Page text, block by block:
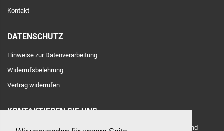
Kontakt
DATENSCHUTZ
Hinweise zur Datenverarbeitung
Widerrufsbelehrung
Vertrag widerrufen
KONTAKTIEREN SIE UNS
Adresse: Toulouser Allee 71, 40476 Düsseldorf, Deutschland